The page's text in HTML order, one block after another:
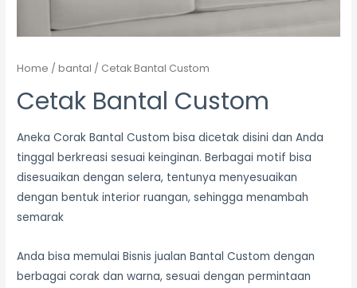
Home /bantal / Cetak Bantal Custom
Cetak Bantal Custom
Aneka Corak Bantal Custom bisa dicetak disini dan Anda
tinggal berkreasi sesuai keinginan. Berbagai motif bisa
disesuaikan dengan selera, tentunya menyesuaikan
dengan bentuk interior ruangan, sehingga menambah
semarak
Anda bisa memulai Bisnis jualan Bantal Custom dengan
berbagai corak dan warna, sesuai dengan permintaan